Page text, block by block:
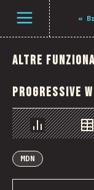
Open menu «
Altre
Progressive
Grafico
MDN
Navigated to The